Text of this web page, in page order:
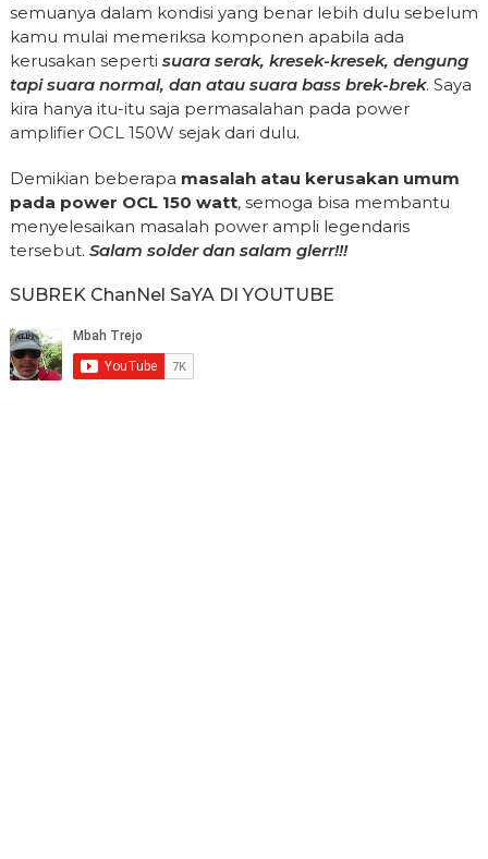
semuanya dalam kondisi yang benar lebih dulu sebelum
kamu mulai memeriksa komponen apabila ada
kerusakan seperti suara serak, kresek-kresek, dengung
tapi suara normal, dan atau suara bass brek-brek. Saya
kira hanya itu-itu saja permasalahan pada power
amplifier OCL 150W sejak dari dulu.
Demikian beberapa masalah atau kerusakan umum
pada power OCL 150 watt, semoga bisa membantu
menyelesaikan masalah power ampli legendaris
tersebut. Salam solder dan salam glerr!!!
SUBREK ChanNel SaYA DI YOUTUBE